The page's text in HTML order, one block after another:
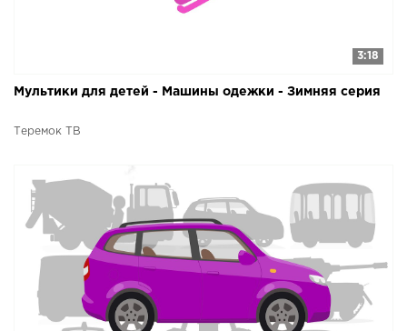
3:18
Мультики для детей - Машины одежки - Зимняя серия
Теремок ТВ